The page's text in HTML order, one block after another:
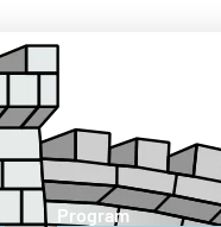
Program